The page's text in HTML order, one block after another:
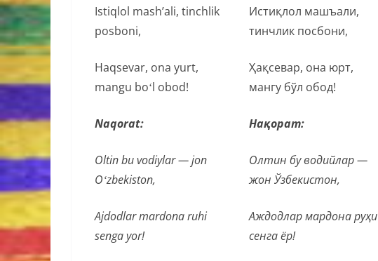
Istiqlol mash’ali, tinchlik
posboni,
Haqsevar, ona yurt,
mangu boʻl obod!
Naqorat:
Oltin bu vodiylar — jon
Oʻzbekiston,
Ajdodlar mardona ruhi
senga yor!
Истиқлол машъали,
тинчлик посбони,
Ҳақсевар, она юрт,
мангу бўл обод!
Нақорат:
Олтин бу водийлар —
жон Ўзбекистон,
Аждодлар мардона руҳи
сенга ёр!